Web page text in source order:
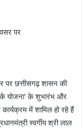
छत्तीसगढ़ शासन की
योजना’ के शुभारंभ और
में शामिल हो रहे हैं
स्वर्गीय श्री लाल